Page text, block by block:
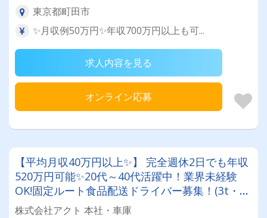
東京都町田市
✨月収例50万円✨年収700万円以上も可...
求人内容を見る
オンライン応募
【平均月収40万円以上✨】 完全週休2日でも年収
520万円可能✨20代～40代活躍中！業界未経験
OK!固定ルート食品配送ドライバー募集！(3t・
4t) ★最新設備完備★
株式会社アクト 本社・車庫